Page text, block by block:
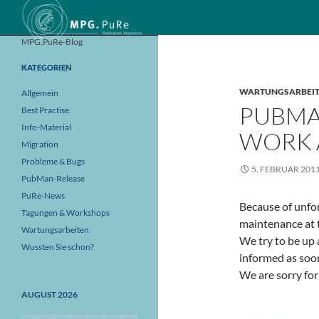
Suchen
WORK
5. FEBRUAR
Because of
maintenance at
We try to be up
informed as
We are sorry
MPG.PuRe-Blog
KATEGORIEN
Allgemein
Best Practise
Info-Material
Migration
Probleme & Bugs
PubMan-Release
PuRe-News
Tagungen & Workshops
Wartungsarbeiten
Wussten Sie schon?
AUGUST 2026